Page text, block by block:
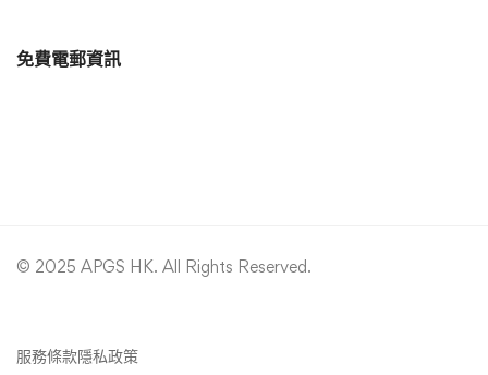
免費電郵資訊
© 2025 APGS HK. All Rights Reserved.
服務條款隱私政策